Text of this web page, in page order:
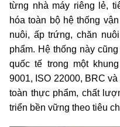
từng nhà máy riêng lẻ,
hóa toàn bộ hệ thống
nuôi, ấp trứng, chăn
phẩm. Hệ thống này
quốc tế trong một
9001, ISO 22000, BRC
toàn thực phẩm, chất
triển bền vững theo tiêu